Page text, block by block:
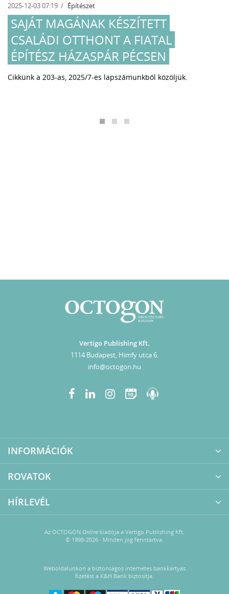
2025-12-03 07:19 Építészet
SAJÁT MAGÁNAK KÉSZÍTETT
CSALÁDI OTTHONT A FIATAL
ÉPÍTÉSZ HÁZASPÁR PÉCSEN
Cikkünk a 203-as, 2025/7-es lapszámunkból közöljük.
Vertigo Publishing Kft.
1114 Budapest, Himfy utca 6.
info@octogon.hu
10
INFORMÁCIÓK
ROVATOK
HÍRLEVÉL
Az OCTOGON Online kiadója a Vertigo Publishing Kft.
© 1998-2026 · Minden jog fenntartva.
Weboldalunkon a biztonságos internetes bankkártyás
fizetést a K&H Bank biztosítja.